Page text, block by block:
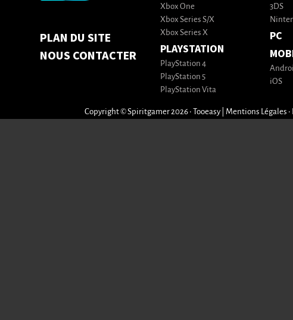
PLAN DU SITE
NOUS CONTACTER
Xbox One
Xbox Series S/X
Xbox Series X
PLAYSTATION
PlayStation 4
PlayStation 5
PlayStation Vita
3DS
PC
iOS
Copyright © Spiritgamer 2026 • Tooeasy Mentions Légales •